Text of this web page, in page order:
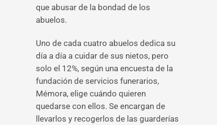
que abusar de la bondad de los
abuelos.
Uno de cada cuatro abuelos dedica su
día a día a cuidar de sus nietos, pero
solo el 12%, según una encuesta de la
fundación de servicios funerarios,
Mémora, elige cuándo quieren
quedarse con ellos. Se encargan de
llevarlos y recogerlos de las guarderías